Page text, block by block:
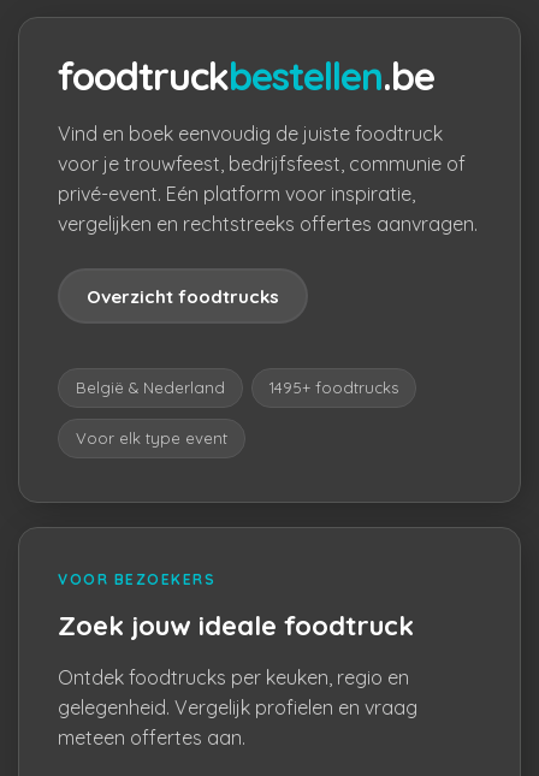
foodtruckbestellen.be
Vind en boek eenvoudig de juiste foodtruck
voor je trouwfeest, bedrijfsfeest, communie of
privé-event. Eén platform voor inspiratie,
vergelijken en rechtstreeks offertes aanvragen.
Overzicht foodtrucks
België & Nederland 1495+ foodtrucks
Voor elk type event
VOOR BEZOEKERS
Zoek jouw ideale foodtruck
Ontdek foodtrucks per keuken, regio en
gelegenheid. Vergelijk profielen en vraag
meteen offertes aan.